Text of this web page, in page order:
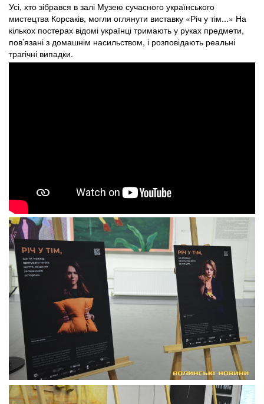
Усі, хто зібрався в залі Музею сучасного українського
мистецтва Корсаків, могли оглянути виставку «Річ у тім...» На
кількох постерах відомі українці тримають у руках предмети,
пов’язані з домашнім насильством, і розповідають реальні
трагічні випадки.